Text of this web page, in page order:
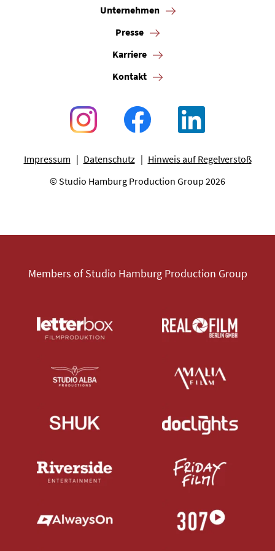
Unternehmen
Presse
Karriere
Kontakt
Impressum Datenschutz
Hinweis auf Regelverstoß
© Studio Hamburg Production Group 2026
Members of Studio Hamburg Production Group